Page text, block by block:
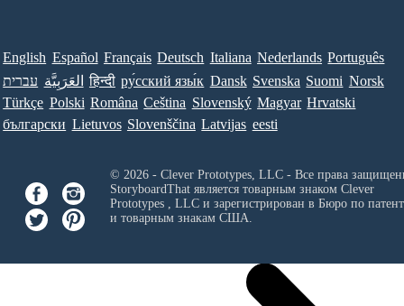
English Español Français Deutsch Italiana Nederlands Português
עברית العَرَبِيَّة हिन्दी ру́сский язы́к Dansk Svenska Suomi Norsk
Türkçe Polski Româna Ceština Slovenský Magyar Hrvatski
български Lietuvos Slovenščina Latvijas eesti
© 2026 - Clever Prototypes, LLC - Все права
StoryboardThat является товарным знаком Clever
Prototypes , LLCи зарегистрирован в Бюро по
и товарным знакам США.